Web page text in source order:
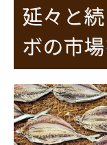
延々と
ボの市